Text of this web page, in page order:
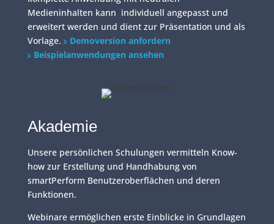
Medieninhalten kann individuell angepasst und
erweitert werden und dient zur Präsentation und als
Vorlage.
Demoversion anfordern
Beispielanwendungen ansehen
Akademie
Unsere persönlichen Schulungen vermitteln Know-
how zur Erstellung und Handhabung von
smartPerform Benutzeroberflächen und deren
Funktionen.
Webinare ermöglichen erste Einblicke in Grundlagen